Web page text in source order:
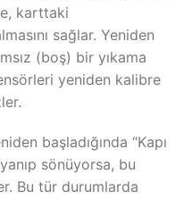
karttaki
sağlar. Yeniden
(boş) bir yıkama
yeniden kalibre
başladığında “Kapı
yanıp sönüyorsa, bu
Bu tür durumlarda